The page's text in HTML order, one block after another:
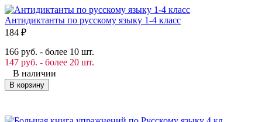
Антидиктанты по русскому языку 1-4 класс
184 ₽
166 руб. - более 10 шт.
147 руб. - более 20 шт.
В наличии
В корзину